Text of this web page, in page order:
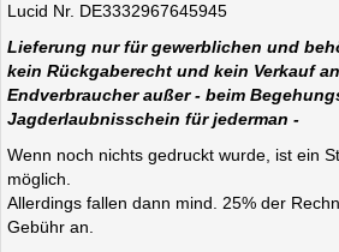
Lucid Nr. DE3332967645945
Lieferung nur für gewerblichen und
kein Rückgaberecht und kein Verkauf
Endverbraucher außer - beim
Jagderlaubnisschein für jederman -
Wenn noch nichts gedruckt wurde, ist ein
möglich.
Allerdings fallen dann mind. 25% der
Gebühr an.